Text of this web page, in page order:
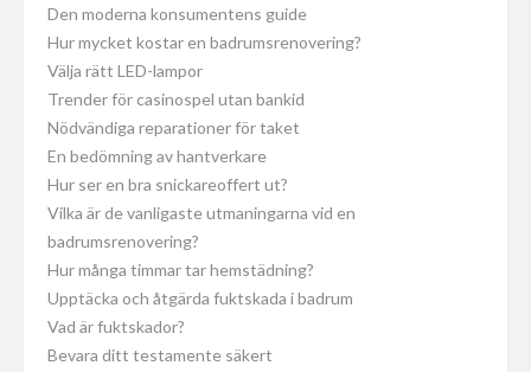
Den moderna konsumentens guide
Hur mycket kostar en badrumsrenovering?
Välja rätt LED-lampor
Trender för casinospel utan bankid
Nödvändiga reparationer för taket
En bedömning av hantverkare
Hur ser en bra snickareoffert ut?
Vilka är de vanligaste utmaningarna vid en
badrumsrenovering?
Hur många timmar tar hemstädning?
Upptäcka och åtgärda fuktskada i badrum
Vad är fuktskador?
Bevara ditt testamente säkert